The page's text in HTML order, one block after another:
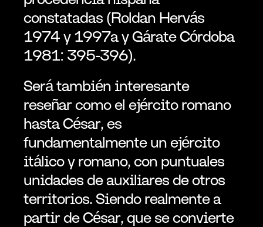
constatadas (Roldan Hervás
1974 y 1997a y Gárate Córdoba
1981: 395-396).
Será también interesante
reseñar como el ejército romano
hasta César, es
fundamentalmente un ejército
itálico y romano, con puntuales
unidades de auxiliares de otros
territorios. Siendo realmente a
partir de César, que se convierte